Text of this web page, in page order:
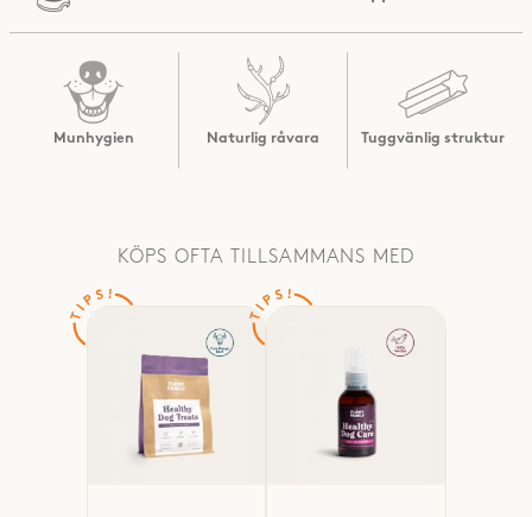
Munhygien Naturlig råvara Tuggvänlig struktur
KÖPS OFTA TILLSAMMANS MED